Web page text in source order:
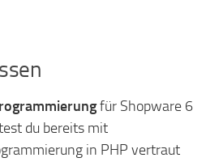
für Shopware 6
du bereits mit
in PHP vertraut